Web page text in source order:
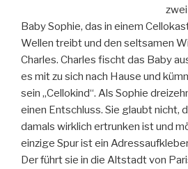
Baby Sophie, das in einem
Wellen treibt und den seltsamen
Charles. Charles fischt das Baby
es mit zu sich nach Hause und
sein „Cellokind“. Als Sophie
einen Entschluss. Sie glaubt nicht,
damals wirklich ertrunken ist und
einzige Spur ist ein
Der führt sie in die Altstadt von